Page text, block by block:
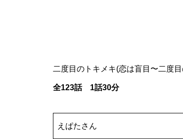
二度目のトキメキ(恋は盲目〜二
全123話 1話30分
えぱたさん